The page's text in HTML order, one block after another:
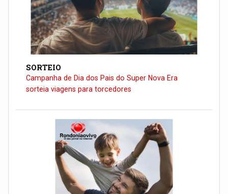
SORTEIO
Campanha de Dia dos Pais do Super Nova Era
sorteia viagens para torcedores